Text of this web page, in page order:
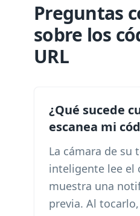
Preguntas
sobre los
URL
¿Qué sucede
escanea mi
La cámara de su
inteligente lee el
muestra una
previa. Al